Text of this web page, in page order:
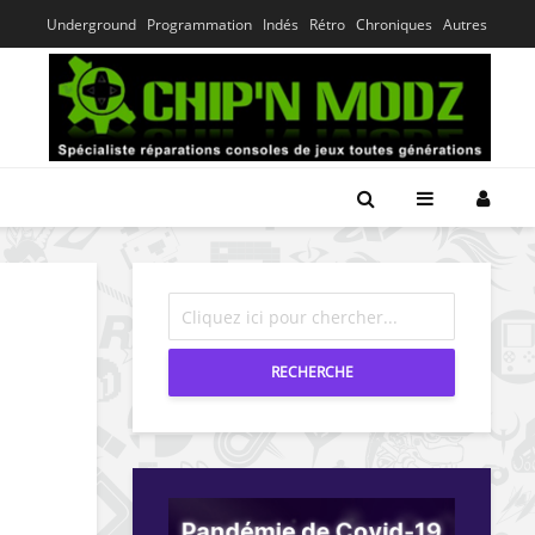
Underground Programmation Indés Rétro Chroniques Autres
RECHERCHE